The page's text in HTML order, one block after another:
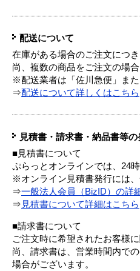
配送について
在庫がある場合のご注文につ
尚、複数の商品をご注文の場
※配送業者は「佐川急便」ま
⇒配送について詳しくはこちら
見積書・請求書・納品書等
■見積書について
ぷらっとオンラインでは、24
※オンライン見積書発行には
⇒一般法人会員（BizID）の詳
⇒ 見積書について詳細はこちら
■請求書について
ご注文時に希望されたお客様
尚、請求書は、営業時間内で
場合がございます。